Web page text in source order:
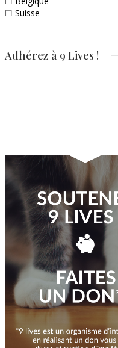
☐ Suisse
Adhérez à 9 Lives !